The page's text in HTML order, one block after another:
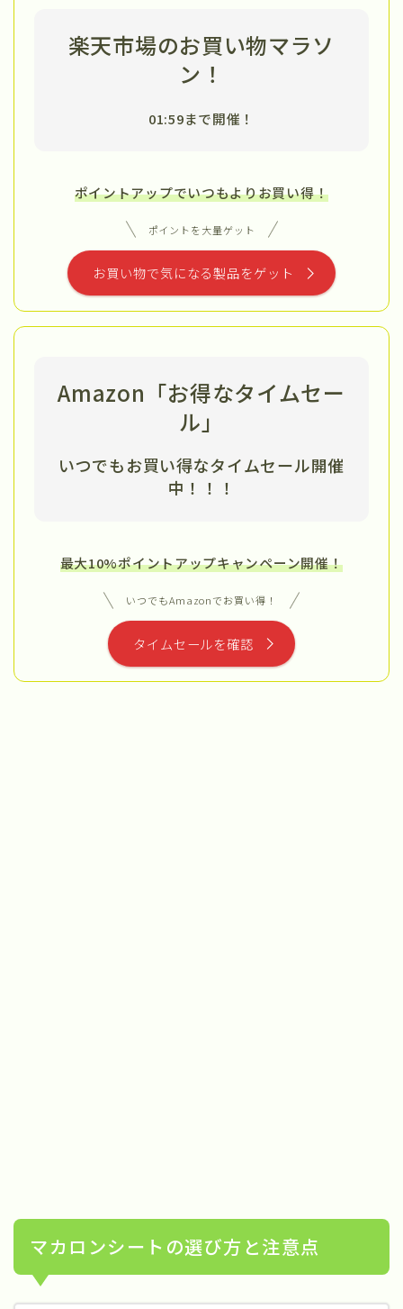
楽天市場のお買い物マラソ
ン！
01:59まで開催！
ポイントアップでいつもよりお買い得！
ポイントを大量ゲット
お買い物で気になる製品をゲット
Amazon「お得なタイムセー
ル」
いつでもお買い得なタイムセール開催
中 ！！！
最大10%ポイントアップキャンペーン開催！
いつでもAmazonでお買い得！
タイムセールを確認
マカロンシートの選び方と注意点